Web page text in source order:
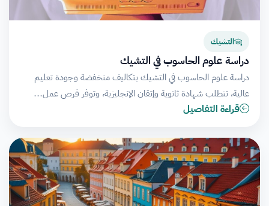
التشيك
دراسة علوم الحاسوب في التشيك
دراسة علوم الحاسوب في التشيك بتكاليف منخفضة وجودة تعليم
عالية، تتطلب شهادة ثانوية وإتقان الإنجليزية، وتوفر فرص عمل…
قراءة التفاصيل